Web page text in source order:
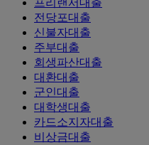
프리랜서대출
전당포대출
신불자대출
주부대출
회생파산대출
대환대출
군인대출
대학생대출
카드소지자대출
비상금대출